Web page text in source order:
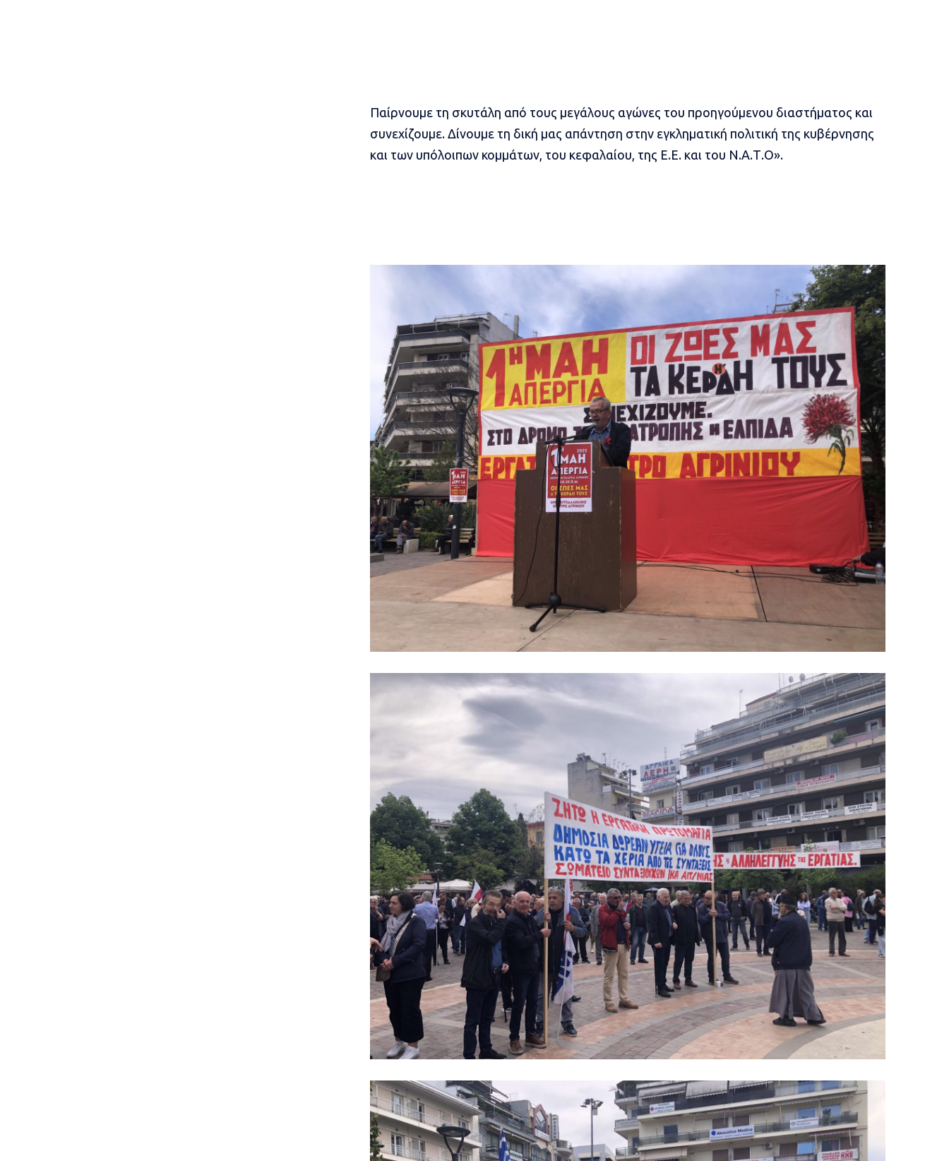
Παίρνουμε τη σκυτάλη από τους μεγάλους αγώνες του προηγούμενου διαστήματος και
συνεχίζουμε. Δίνουμε τη δική μας απάντηση στην εγκληματική πολιτική της κυβέρνησης
και των υπόλοιπων κομμάτων, του κεφαλαίου, της Ε.Ε. και του Ν.Α.Τ.Ο».